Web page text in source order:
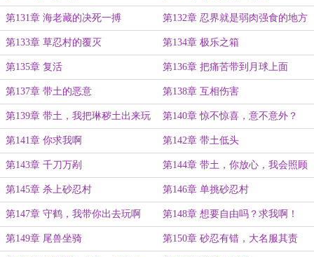
第131章 海老藏的决死一搏 第132章 忍界就是弱肉强食的地方
第133章 草忍村的覆灭 第134章 极乐之箱
第135章 复活 第136章 把痛苦带到月球上面
第137章 带土的恶意 第138章 互相伤害
第139章 带土，我把琳秽土出来玩
玩怎么样
第140章 惊不惊喜，意不意外？
第141章 你求我啊 第142章 带土低头
第143章 千刀万剐 第144章 带土，你放心，我会照顾
好琳的
第145章 杀上砂忍村 第146章 单挑砂忍村
第147章 守鹤，我带你出去玩啊 第148章 想要自由吗？求我啊！
第149章 尾兽坐骑 第150章 砂忍有错，大名服其责